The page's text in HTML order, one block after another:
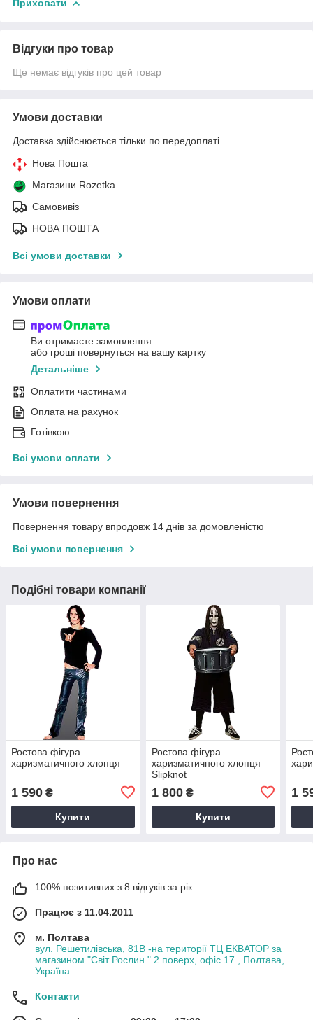
Приховати
Відгуки про товар
Ще немає відгуків про цей товар
Умови доставки
Доставка здійснюється тільки по передоплаті.
Нова Пошта
Магазини Rozetka
Самовивіз
НОВА ПОШТА
Всі умови доставки
Умови оплати
Ви отримаєте замовлення
або гроші повернуться на вашу картку
Детальніше
Оплатити частинами
Оплата на рахунок
Готівкою
Всі умови оплати
Умови повернення
Повернення товару впродовж 14 днів за домовленістю
Всі умови повернення
Подібні товари компанії
Ростова фігура
харизматичного хлопця
1 590 ₴
Купити
Ростова фігура
харизматичного хлопця
Slipknot
1 800₴
Купити
1
Про нас
100% позитивних з 8 відгуків за рік
Працює з 11.04.2011
м. Полтава
вул. Решетилівська, 81В -на території ТЦ ЕКВАТОР за
магазином "Світ Рослин " 2 поверх, офіс 17 , Полтава,
Україна
Контакти